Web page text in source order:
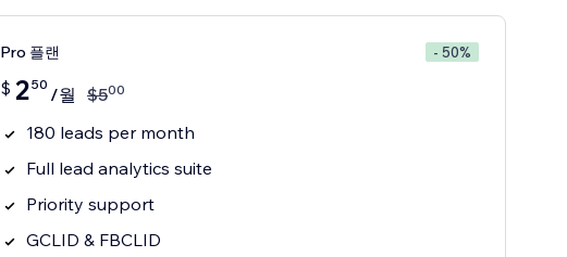
Pro 플랜 - 50%
$ 250 /월 $500
180 leads per month
Full lead analytics suite
Priority support
GCLID & FBCLID